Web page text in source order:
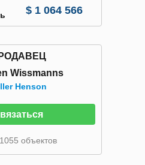
$ 1 064 566
Wissmanns
Henson
объектов